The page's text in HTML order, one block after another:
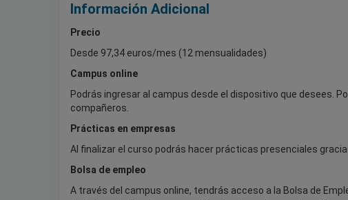
Información Adicional
Precio
Desde 97,34 euros/mes (12 mensualidades)
Campus online
Podrás ingresar al campus desde el dispositivo que desees.
compañeros.
Prácticas en empresas
Al finalizar el curso podrás hacer prácticas presenciales
Bolsa de empleo
A través del campus online, tendrás acceso a la Bolsa de